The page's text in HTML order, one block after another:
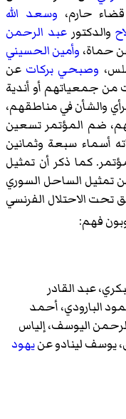
حارم، وسعد الله
والدكتورعبد الرحمن
حماة، وأمين الحسيني
وصبحي بركات عن
من جمعياتهم أو أندية
والشأن في مناطقهم،
ضم المؤتمر تسعين
أسماء سبعة وثمانين
كما ذكر أن تمثيل
تمثيل الساحل السوري
تحت الاحتلال الفرنسي
فهم:
عبد القادر
البارودي، أحمد
اليوسف، إلياس
لينادو عنيهود